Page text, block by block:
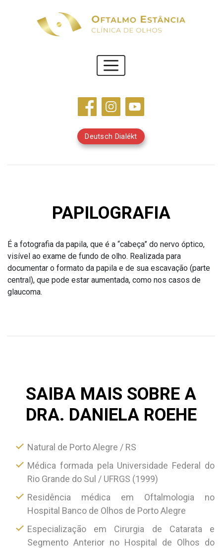
Deutsch Dialékt
PAPILOGRAFIA
É a fotografia da papila, que é a “cabeça” do nervo óptico,
visível ao exame de fundo de olho. Realizada para
documentar o formato da papila e de sua escavação (parte
central), que pode estar aumentada, como nos casos de
glaucoma.
SAIBA MAIS SOBRE A
DRA. DANIELA ROEHE
Natural de Porto Alegre / RS
Médica formada pela Universidade Federal do
Rio Grande do Sul / UFRGS (1999)
Residência médica em Oftalmologia no
Hospital Banco de Olhos de Porto Alegre
Especialização em Cirurgia de Catarata e
Segmento Anterior no Hospital de Olhos do